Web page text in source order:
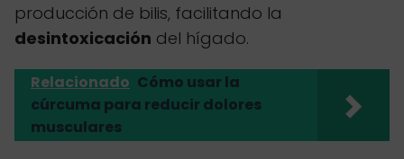
producción de bilis, facilitando la
desintoxicación del hígado.
Relacionado Cómo usar la
cúrcuma para reducir dolores
musculares